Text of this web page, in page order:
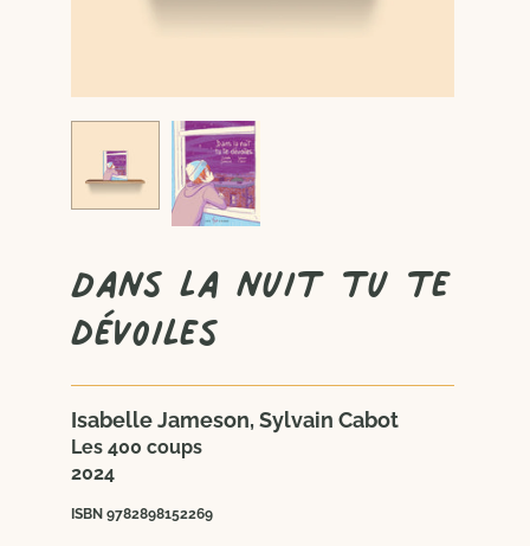
Dans la nuit tu te
dévoiles
Isabelle Jameson, Sylvain Cabot
Les 400 coups
2024
ISBN 9782898152269